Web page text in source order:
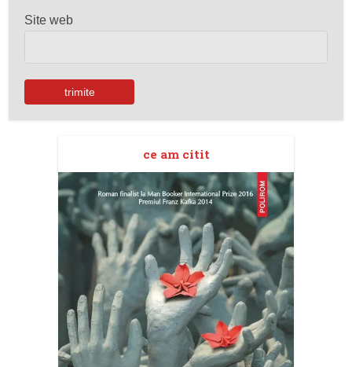
Site web
ce am citit